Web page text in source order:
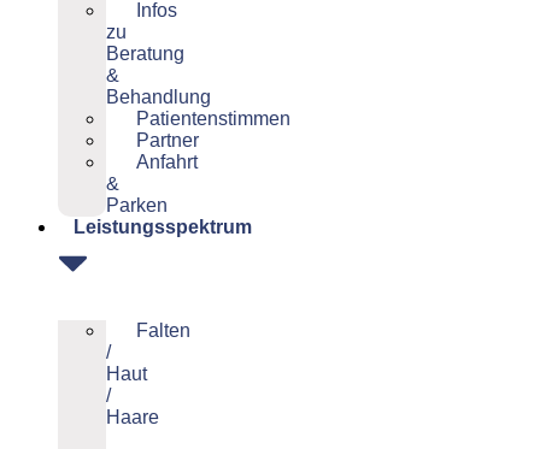
Infos
zu
Beratung
&
Behandlung
Patientenstimmen
Partner
Anfahrt
&
Parken
Leistungsspektrum
Falten
/
Haut
/
Haare